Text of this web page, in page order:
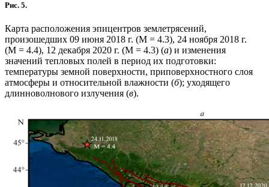
Рис. 5.
Карта расположения эпицентров землетрясений,
произошедших 09 июня 2018 г. (М = 4.3), 24 ноября 2018 г.
(М = 4.4), 12 декабря 2020 г. (М = 4.3) (а) и изменения
значений тепловых полей в период их подготовки:
температуры земной поверхности, приповерхностного слоя
атмосферы и относительной влажности (б); уходящего
длинноволнового излучения (в).